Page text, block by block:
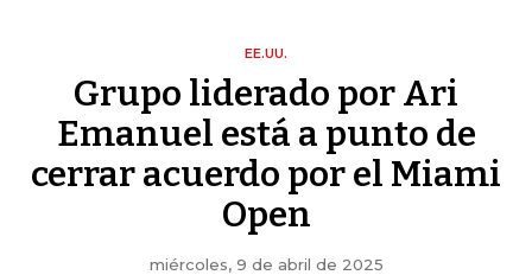
EE.UU.
Grupo liderado por Ari
Emanuel está a punto de
cerrar acuerdo por el Miami
Open
miércoles, 9 de abril de 2025